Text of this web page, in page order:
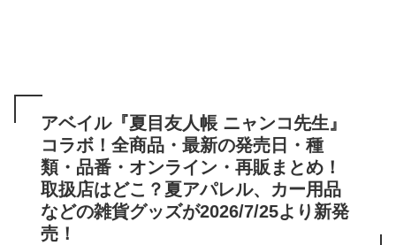
アベイル『夏目友人帳 ニャンコ先生』
コラボ！全商品・最新の発売日・種
類・品番・オンライン・再販まとめ！
取扱店はどこ？夏アパレル、カー用品
などの雑貨グッズが2026/7/25より新発
売！